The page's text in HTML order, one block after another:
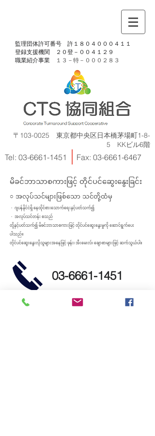
​監理団体許可番号 許１８０４０００４１１
​登録支援機関 ２０登－００４１２９
​職業紹介事業
１３－特－ ０００２８３
〒103-0025 東京都中央区日本橋茅場町1-8-
5 KKビル6階
Tel: 03-6661-1451 Fax: 03-6661-6467
မိခင်ဘာသာစကားဖြင့် တိုင်ပင်ဆွေးနွေးခြင်း
○ အလုပ်သင်များဖြစ်သော သင်တို့ထံမှ
・ ဂျပန်နိုင်ငံရှိ နေထိုင်စားသောက်ရေးနှင့်ပတ်သက်၍
・ အလုပ်သင်တန်း စသည်
တို့နှင့်ပတ်သက်၍ မိခင်ဘာသာစကားဖြင့် တိုင်ပင်ဆွေးနွေးမှုကို ဆောင်ရွက်ပေး
ပါသည်။
တိုင်ပင်ဆွေးနွေးလိုသူများအနေဖြင့် ဖုန်း၊ အီးမေးလ်၊ ချောစာများဖြင့် ဆက်သွယ်ပါ။
03-6661-1451